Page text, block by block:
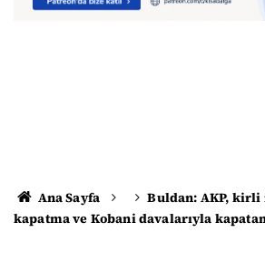
Ana Sayfa
Buldan: AKP,
kapatma ve Kobani davalarıyla